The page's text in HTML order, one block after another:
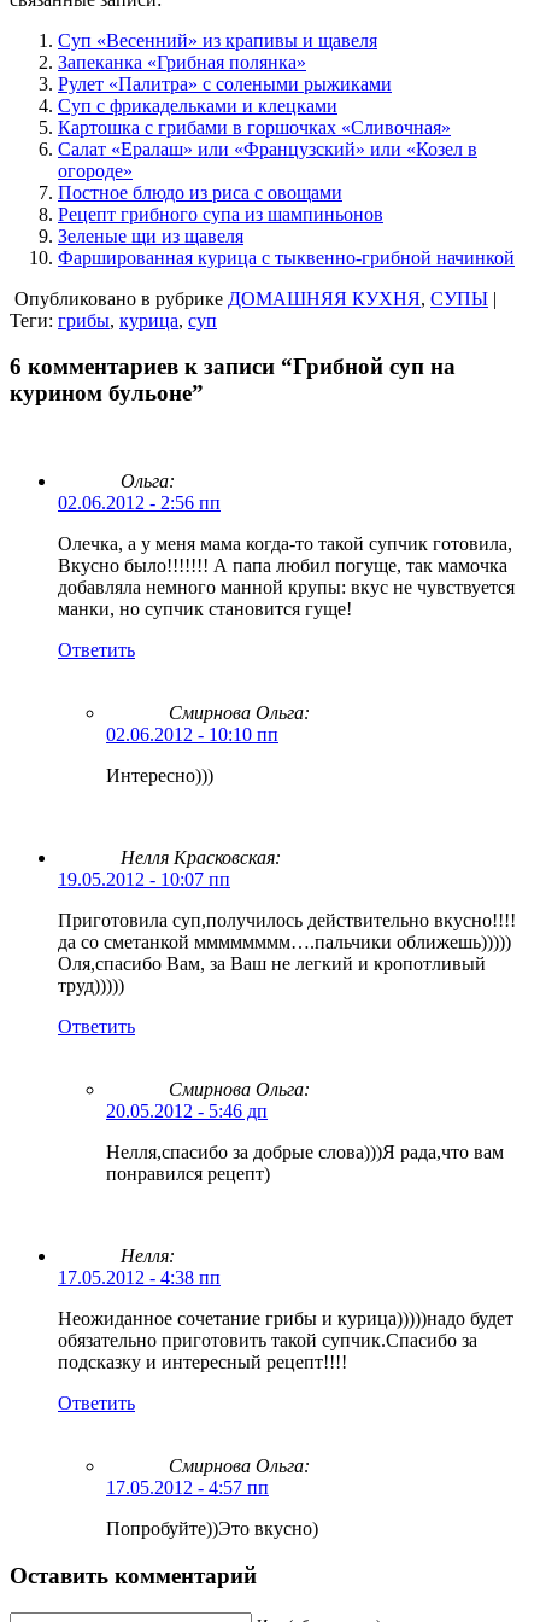
Суп «Весенний» из крапивы и щавеля
Запеканка «Грибная полянка»
Рулет «Палитра» с солеными рыжиками
Суп с фрикадельками и клецками
Картошка с грибами в горшочках «Сливочная»
Салат «Ералаш» или «Французский» или «Козел в
огороде»
Постное блюдо из риса с овощами
Рецепт грибного супа из шампиньонов
Зеленые щи из щавеля
Фаршированная курица с тыквенно-грибной начинкой
Опубликовано в рубрике ДОМАШНЯЯ КУХНЯ, СУПЫ |
Теги: грибы, курица, суп
6 комментариев к записи “Грибной суп на
курином бульоне”
Ольга:
02.06.2012 - 2:56 пп
Олечка, а у меня мама когда-то такой супчик готовила,
Вкусно было!!!!!!! А папа любил погуще, так мамочка
добавляла немного манной крупы: вкус не чувствуется
манки, но супчик становится гуще!
Ответить
Смирнова Ольга:
02.06.2012 - 10:10 пп
Интересно)))
Нелля Красковская:
19.05.2012 - 10:07 пп
Приготовила суп,получилось действительно вкусно!!!!
да со сметанкой мммммммм….пальчики оближешь)))))
Оля,спасибо Вам, за Ваш не легкий и кропотливый
труд)))))
Ответить
Смирнова Ольга:
20.05.2012 - 5:46 дп
Нелля,спасибо за добрые слова)))Я рада,что вам
понравился рецепт)
Нелля:
17.05.2012 - 4:38 пп
Неожиданное сочетание грибы и курица)))))надо будет
обязательно приготовить такой супчик.Спасибо за
подсказку и интересный рецепт!!!!
Ответить
Смирнова Ольга:
17.05.2012 - 4:57 пп
Попробуйте))Это вкусно)
Оставить комментарий